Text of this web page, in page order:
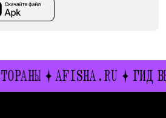
AFISHA.RU ГИД